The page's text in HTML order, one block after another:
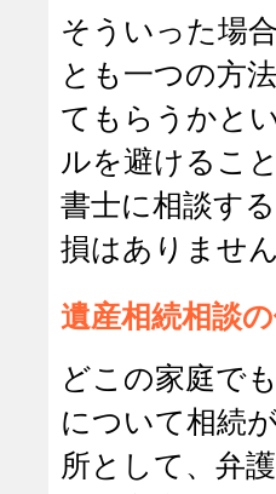
そういった場
とも一つの方
てもらうかと
ルを避けるこ
書士に相談す
損はありません
遺産相続相談
どこの家庭で
について相続
所として、弁